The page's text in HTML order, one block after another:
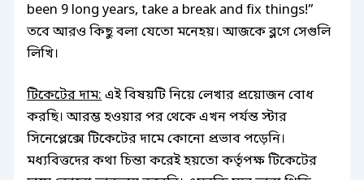
been 9 long years, take a break and fix things!”
তবে আরও কিছু বলা যেতো মনেহয়। আজকে ব্লগে সেগুলি
লিখি।
টিকেটের দাম:এই বিষয়টি নিয়ে লেখার প্রয়োজন বোধ
করছি। আরম্ভ হওয়ার পর থেকে এখন পর্যন্ত স্টার
সিনেপ্লেক্সে টিকেটের দামে কোনো প্রভাব পড়েনি।
মধ্যবিত্তদের কথা চিন্তা করেই হয়তো কর্তৃপক্ষ টিকেটের